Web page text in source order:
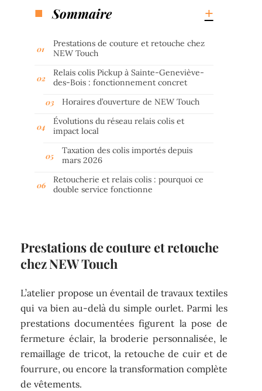
Sommaire
Prestations de couture et retouche chez
NEW Touch
Relais colis Pickup à Sainte-Geneviève-
des-Bois : fonctionnement concret
Horaires d’ouverture de NEW Touch
Évolutions du réseau relais colis et
impact local
Taxation des colis importés depuis
mars 2026
Retoucherie et relais colis : pourquoi ce
double service fonctionne
Prestations de couture et retouche
chez NEW Touch
L’atelier propose un éventail de travaux textiles
qui va bien au-delà du simple ourlet. Parmi les
prestations documentées figurent la pose de
fermeture éclair, la broderie personnalisée, le
remaillage de tricot, la retouche de cuir et de
fourrure, ou encore la transformation complète
de vêtements.